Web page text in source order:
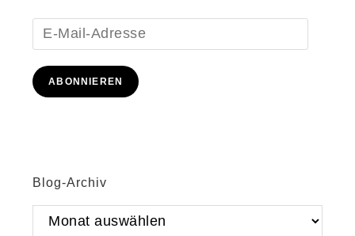
E-
Mail-
Adresse
ABONNIEREN
Blog-Archiv
Blog-